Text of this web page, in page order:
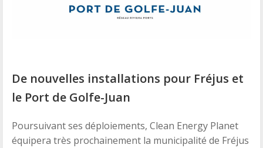
De nouvelles installations pour Fréjus et
le Port de Golfe-Juan
Poursuivant ses déploiements, Clean Energy Planet
équipera très prochainement la municipalité de Fréjus